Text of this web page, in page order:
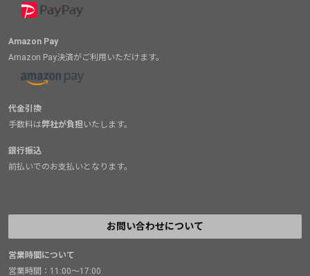
Amazon Pay
Amazon Pay決済がご利用いただけます。
代金引換
手数料は弊社が負担いたします。
銀行振込
前払いでのお支払いとなります。
お問い合わせについて
営業時間について
営業時間：11:00～17:00